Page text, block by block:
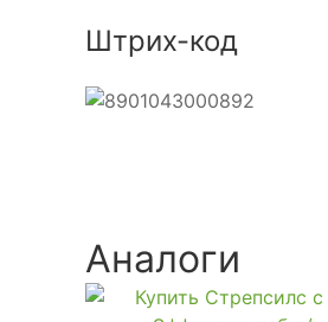
Штрих-код
Аналоги